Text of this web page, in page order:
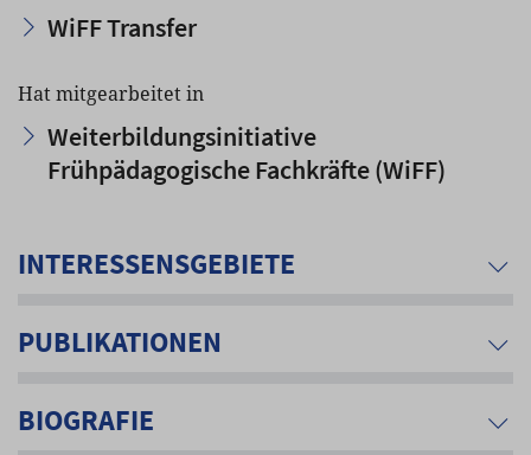
WiFF Transfer
Hat mitgearbeitet in
Weiterbildungsinitiative
Frühpädagogische Fachkräfte (WiFF)
INTERESSENSGEBIETE
PUBLIKATIONEN
BIOGRAFIE